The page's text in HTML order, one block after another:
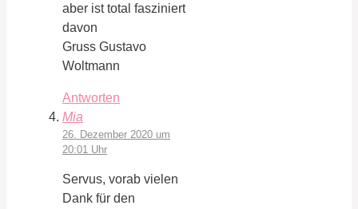
aber ist total fasziniert
davon
Gruss Gustavo
Woltmann
Antworten
Mia
26. Dezember 2020 um
20:01 Uhr
Servus, vorab vielen
Dank für den